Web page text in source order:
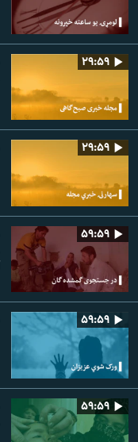
۲۹:۵۹
۲۹:۵۹
۵۹:۵۹
۵۹:۵۹
۵۹:۵۹